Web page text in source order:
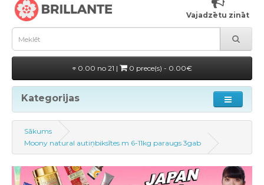
Vajadzētu zināt
0.00 no 21 | 0 prece(s) - 0.00€
Kategorijas
Sākums
Moony natural autiņbiksītes m 6-11kg paraugs 3gab